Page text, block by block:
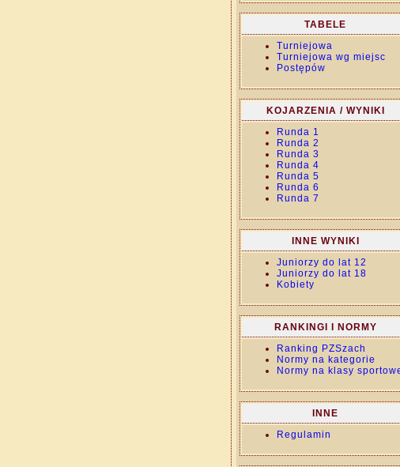
TABELE
Turniejowa
Turniejowa wg miejsc
Postępów
KOJARZENIA / WYNIKI
Runda 1
Runda 2
Runda 3
Runda 4
Runda 5
Runda 6
Runda 7
INNE WYNIKI
Juniorzy do lat 12
Juniorzy do lat 18
Kobiety
RANKINGI I NORMY
Ranking PZSzach
Normy na kategorie
Normy na klasy
INNE
Regulamin